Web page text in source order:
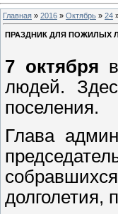
Главная » 2016 » Октябрь » 24
ПРАЗДНИК ДЛЯ ПОЖИЛЫХ
7 октября
людей.
поселения.
Глава
долголетия,